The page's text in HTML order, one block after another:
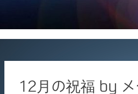
12月の祝福 by